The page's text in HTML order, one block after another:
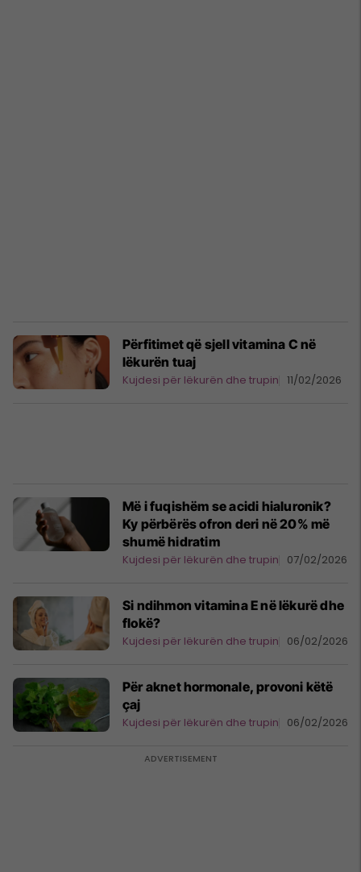
Përfitimet që sjell vitamina C në
lëkurën tuaj
Kujdesi për lëkurën dhe trupin 11/02/2026
Më i fuqishëm se acidi hialuronik?
Ky përbërës ofron deri në 20% më
shumë hidratim
Kujdesi për lëkurën dhe trupin 07/02/2026
Si ndihmon vitamina E në lëkurë dhe
flokë?
Kujdesi për lëkurën dhe trupin 06/02/2026
Për aknet hormonale, provoni këtë
çaj
Kujdesi për lëkurën dhe trupin 06/02/2026